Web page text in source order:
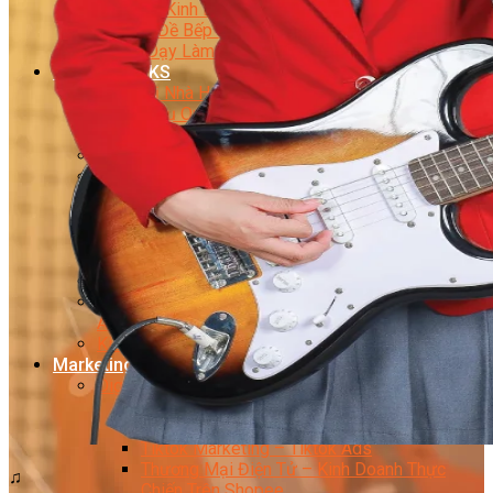
Bí Quyết Kinh Doanh Và Vận Hành Mô Hình Bánh
Chuyên Đề Bếp Bánh
Video Dạy Làm Bánh
Quản Trị NHKS
Quản Trị Nhà Hàng Khách Sạn Quốc Tế
Nghiệp Vụ Quản Lý NH-KS
Quản Lý Nhà Hàng Chuyên Nghiệp
Quản Lý Khách Sạn Chuyên Nghiệp
Nghiệp Vụ Quản Lý Nhà Hàng
Nghiệp Vụ Lễ Tân Chuyên Nghiệp
Giám Đốc Điều Hành Nhà Hàng
Tiếng Anh Nhà Hàng Khách Sạn
Khởi Sự Kinh Doanh Khách Sạn
Khởi Sự Kinh Doanh Nhà Hàng
Khởi Sự Kinh Doanh Khách Sạn Mini – Homestay –
AirBnB
Kiến Thức & Kỹ Năng Ngành NH – KS
Marketing
Digital Marketing
Giám Đốc Digital Marketing
Chuyên Viên Social Media
Tiktok Marketing – Tiktok Ads
Thương Mại Điện Tử – Kinh Doanh Thực
♫